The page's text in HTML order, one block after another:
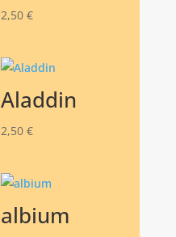
2,50 €
Aladdin
2,50 €
albium